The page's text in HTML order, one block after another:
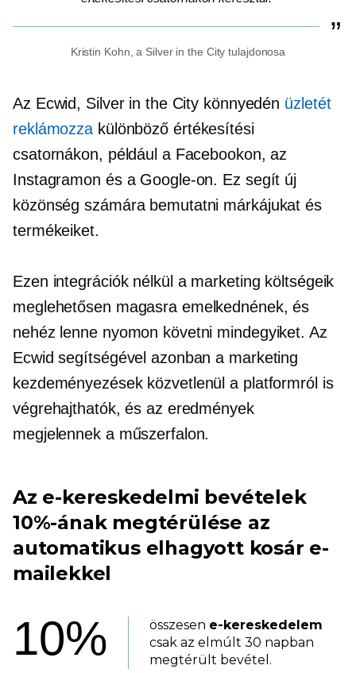
Kristin Kohn, a Silver in the City tulajdonosa
Az Ecwid, Silver in the City könnyedén üzletét
reklámozzakülönböző értékesítési
csatornákon, például a Facebookon, az
Instagramon és a Google-on. Ez segít új
közönség számára bemutatni márkájukat és
termékeiket.
Ezen integrációk nélkül a marketing költségeik
meglehetősen magasra emelkednének, és
nehéz lenne nyomon követni mindegyiket. Az
Ecwid segítségével azonban a marketing
kezdeményezések közvetlenül a platformról is
végrehajthatók, és az eredmények
megjelennek a műszerfalon.
Az e-kereskedelmi bevételek
10%-ának megtérülése az
automatikus elhagyott kosár e-
mailekkel
10% összesen e-kereskedelem
csak az elmúlt 30 napban
megtérült bevétel.